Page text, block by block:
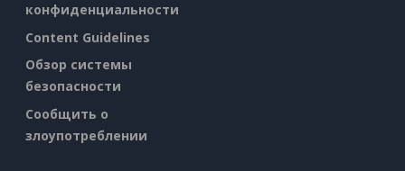
конфиденциальности
Content Guidelines
Обзор системы
безопасности
Сообщить о
злоупотреблении